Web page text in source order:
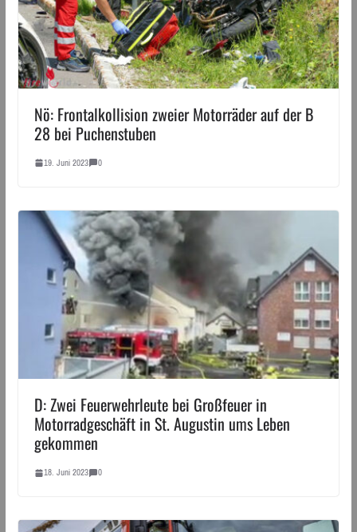
Nö: Frontalkollision zweier Motorräder auf der B
28 bei Puchenstuben
19. Juni 2023 0
D: Zwei Feuerwehrleute bei Großfeuer in
Motorradgeschäft in St. Augustin ums Leben
gekommen
18. Juni 2023 0